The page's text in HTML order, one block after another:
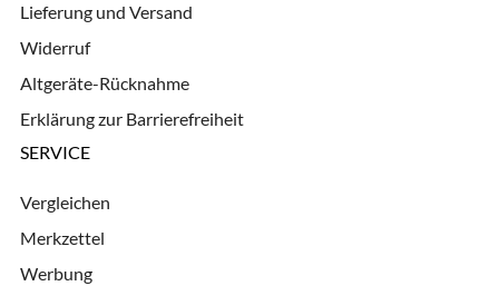
Lieferung und Versand
Widerruf
Altgeräte-Rücknahme
Erklärung zur Barrierefreiheit
SERVICE
Vergleichen
Merkzettel
Werbung